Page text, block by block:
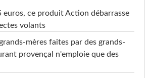
euros, ce produit Action débarrasse
volants
mères faites par des grands-
provençal n'emploie que des